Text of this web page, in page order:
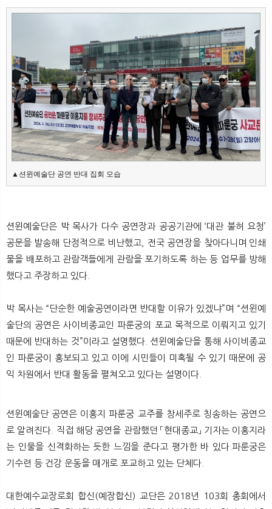
색
▲션윈예술단 공연 반대 집회 모습
션윈예술단은 박 목사가 다수 공연장과 공공기관에 ‘대관 불허 요청’
공문을 발송해 단정적으로 비난했고, 전국 공연장을 찾아다니며 인쇄
물을 배포하고 관람객들에게 관람을 포기하도록 하는 등 업무를 방해
했다고 주장하고 있다.
박 목사는 “단순한 예술공연이라면 반대할 이유가 있겠냐”며 “션윈예
술단의 공연은 사이비종교인 파룬궁의 포교 목적으로 이뤄지고 있기
때문에 반대하는 것”이라고 설명했다. 션윈예술단을 통해 사이비종교
인 파룬궁이 홍보되고 있고 이에 시민들이 미혹될 수 있기 때문에 공
익 차원에서 반대 활동을 펼쳐오고 있다는 설명이다.
션윈예술단 공연은 이홍지 파룬궁 교주를 창세주로 칭송하는 공연으
로 알려진다. 직접 해당 공연을 관람했던 「현대종교」 기자는 이홍지라
는 인물을 신격화하는 듯한 느낌을 준다고 평가한 바 있다.파룬궁은
기수련 등 건강 운동을 매개로 포교하고 있는 단체다.
대한예수교장로회 합신(예장합신) 교단은 2018년 103회 총회에서